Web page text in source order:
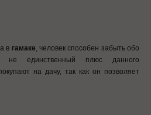
в гамаке, человек способен забыть обо
единственный плюс данного
на дачу, так как он позволяет